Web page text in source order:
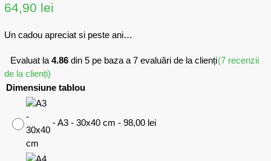
64,90 lei
Un cadou apreciat si peste ani…
Evaluat la 4.86 din 5 pe baza a 7 evaluări de la clienți(7 recenzii
de la clienți)
Dimensiune tablou
-A3 - 30x40 cm - 98,00 lei